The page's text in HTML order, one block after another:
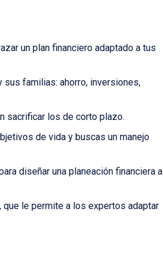
un plan financiero adaptado a tus
familias: ahorro, inversiones,
sacrificar los de corto plazo.
de vida y buscas un manejo
diseñar una planeación financiera a
que le permite a los expertos adaptar